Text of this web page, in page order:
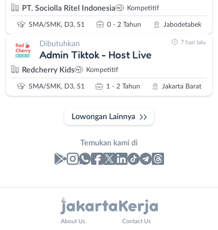
PT. Sociolla Ritel Indonesia Kompetitif
SMA/SMK, D3, S1 0 - 2 Tahun Jabodetabek
Dibutuhkan
Admin Tiktok - Host Live
Redcherry Kids Kompetitif
SMA/SMK, D3, S1 1 - 2 Tahun Jakarta Barat
7 hari lalu
Lowongan Lainnya
Temukan kami di
About Us Contact Us